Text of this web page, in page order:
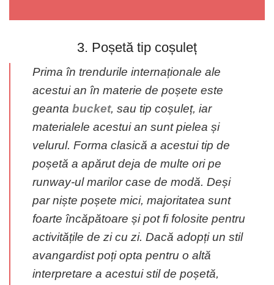
3. Poșetă tip coșuleț
Prima în trendurile internaționale ale
acestui an în materie de poșete este
geanta bucket, sau tip coșuleț, iar
materialele acestui an sunt pielea și
velurul. Forma clasică a acestui tip de
poșetă a apărut deja de multe ori pe
runway-ul marilor case de modă. Deși
par niște poșete mici, majoritatea sunt
foarte încăpătoare și pot fi folosite pentru
activitățile de zi cu zi. Dacă adopți un stil
avangardist poți opta pentru o altă
interpretare a acestui stil de poșetă,